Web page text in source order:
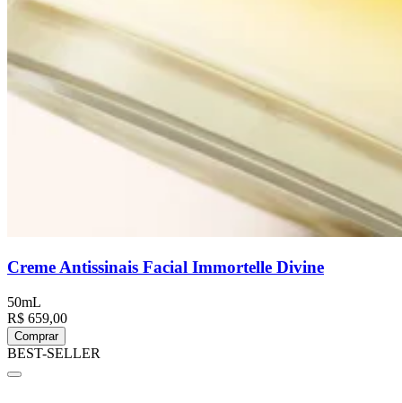
Creme Antissinais Facial Immortelle Divine
50mL
R$ 659,00
Comprar
BEST-SELLER